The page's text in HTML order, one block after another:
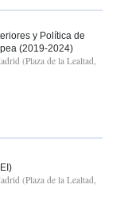
y Política de
(2019-2024)
(Plaza de la Lealtad,
(Plaza de la Lealtad,